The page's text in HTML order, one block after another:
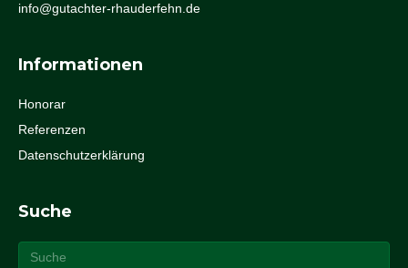
info@gutachter-rhauderfehn.de
Informationen
Honorar
Referenzen
Datenschutzerklärung
Suche